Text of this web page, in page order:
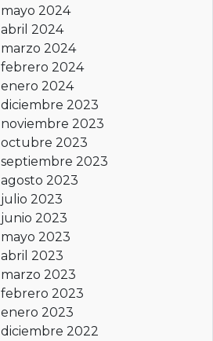
mayo 2024
abril 2024
marzo 2024
febrero 2024
enero 2024
diciembre 2023
noviembre 2023
octubre 2023
septiembre 2023
agosto 2023
julio 2023
junio 2023
mayo 2023
abril 2023
marzo 2023
febrero 2023
enero 2023
diciembre 2022